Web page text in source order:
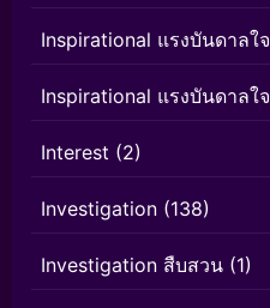
Inspirational แรงบันดาลใจ
Inspirational แรงบันดาลใจ
Interest (2)
Investigation (138)
Investigation สืบสวน (1)